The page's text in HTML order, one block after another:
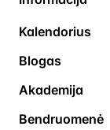
Kalendorius
Blogas
Akademija
Bendruomenė